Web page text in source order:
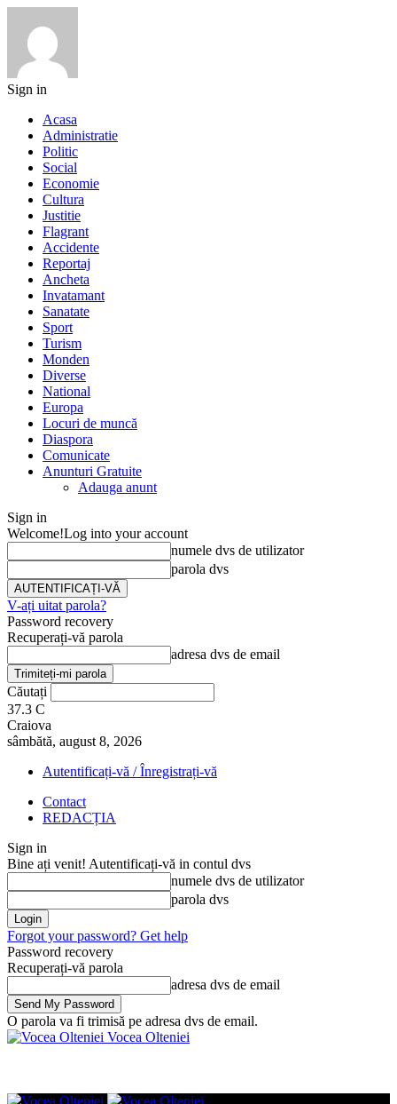
Sign in
Acasa
Administratie
Politic
Social
Economie
Cultura
Justitie
Flagrant
Accidente
Reportaj
Ancheta
Invatamant
Sanatate
Sport
Turism
Monden
Diverse
National
Europa
Locuri de muncă
Diaspora
Comunicate
Anunturi Gratuite
Adauga anunt
Sign in
Welcome!Log into your account
numele dvs de utilizator
parola dvs
V-ați uitat parola?
Password recovery
Recuperați-vă parola
adresa dvs de email
Căutați
37.3 C
Craiova
sâmbătă, august 8, 2026
Autentificați-vă / Înregistrați-vă
Contact
REDACȚIA
Sign in
Bine ați venit! Autentificați-vă in contul dvs
numele dvs de utilizator
parola dvs
Forgot your password? Get help
Password recovery
Recuperați-vă parola
adresa dvs de email
O parola va fi trimisă pe adresa dvs de email.
Vocea Olteniei